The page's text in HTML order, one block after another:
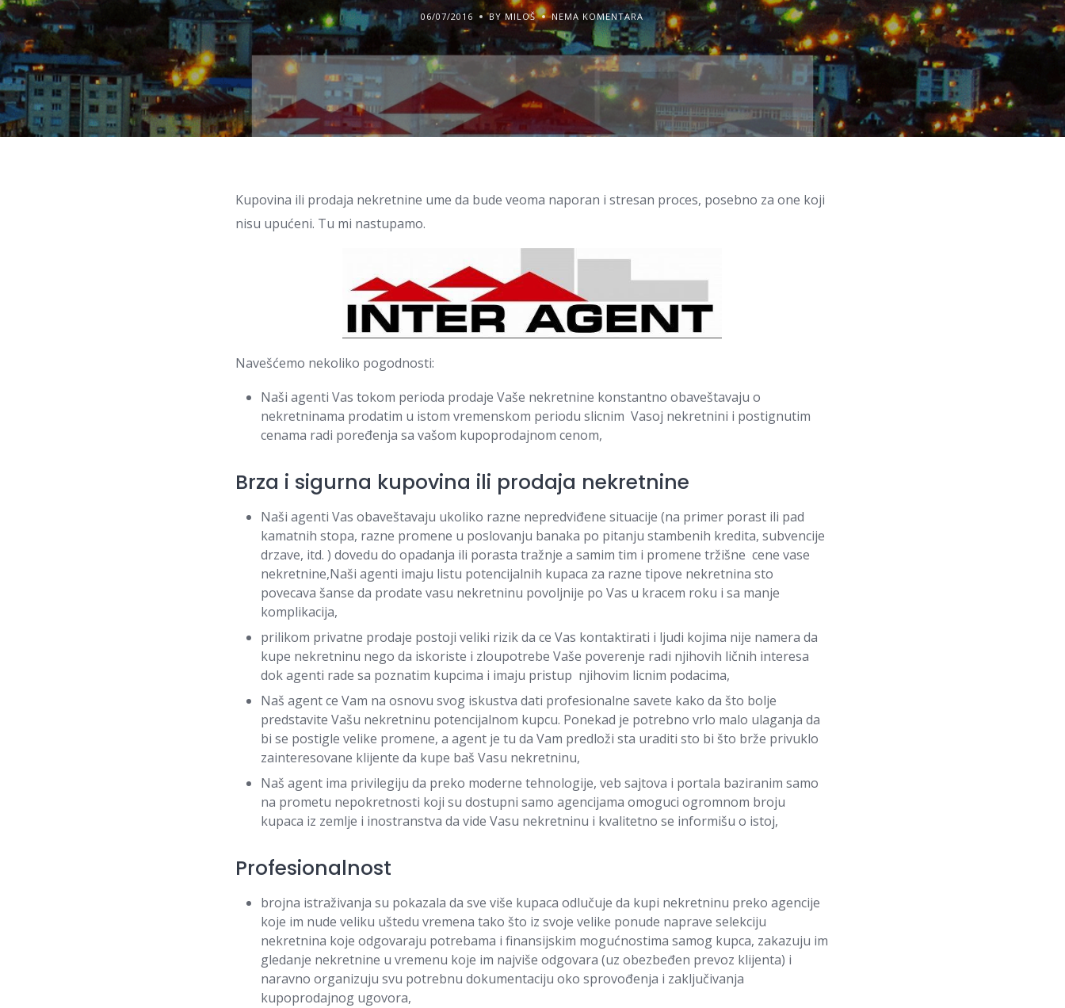
06/07/2016 BY MILOŠ NEMA KOMENTARA
Kupovina ili prodaja nekretnine ume da bude veoma naporan i stresan proces, posebno za one koji
nisu upućeni. Tu mi nastupamo.
Navešćemo nekoliko pogodnosti:
Naši agenti Vas tokom perioda prodaje Vaše nekretnine konstantno obaveštavaju o
nekretninama prodatim u istom vremenskom periodu slicnim Vasoj nekretnini i postignutim
cenama radi poređenja sa vašom kupoprodajnom cenom,
Brza i sigurna kupovina ili prodaja nekretnine
Naši agenti Vas obaveštavaju ukoliko razne nepredviđene situacije (na primer porast ili pad
kamatnih stopa, razne promene u poslovanju banaka po pitanju stambenih kredita, subvencije
drzave, itd. ) dovedu do opadanja ili porasta tražnje a samim tim i promene tržišne cene vase
nekretnine,Naši agenti imaju listu potencijalnih kupaca za razne tipove nekretnina sto
povecava šanse da prodate vasu nekretninu povoljnije po Vas u kracem roku i sa manje
komplikacija,
prilikom privatne prodaje postoji veliki rizik da ce Vas kontaktirati i ljudi kojima nije namera da
kupe nekretninu nego da iskoriste i zloupotrebe Vaše poverenje radi njihovih ličnih interesa
dok agenti rade sa poznatim kupcima i imaju pristup njihovim licnim podacima,
Naš agent ce Vam na osnovu svog iskustva dati profesionalne savete kako da što bolje
predstavite Vašu nekretninu potencijalnom kupcu. Ponekad je potrebno vrlo malo ulaganja da
bi se postigle velike promene, a agent je tu da Vam predloži sta uraditi sto bi što brže privuklo
zainteresovane klijente da kupe baš Vasu nekretninu,
Naš agent ima privilegiju da preko moderne tehnologije, veb sajtova i portala baziranim samo
na prometu nepokretnosti koji su dostupni samo agencijama omoguci ogromnom broju
kupaca iz zemlje i inostranstva da vide Vasu nekretninu i kvalitetno se informišu o istoj,
Profesionalnost
brojna istraživanja su pokazala da sve više kupaca odlučuje da kupi nekretninu preko agencije
koje im nude veliku uštedu vremena tako što iz svoje velike ponude naprave selekciju
nekretnina koje odgovaraju potrebama i finansijskim mogućnostima samog kupca, zakazuju im
gledanje nekretnine u vremenu koje im najviše odgovara (uz obezbeđen prevoz klijenta) i
naravno organizuju svu potrebnu dokumentaciju oko sprovođenja i zaključivanja
kupoprodajnog ugovora,